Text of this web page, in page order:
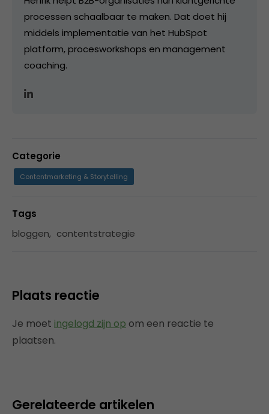
processen schaalbaar te maken. Dat doet hij
middels implementatie van het HubSpot
platform, procesworkshops en management
coaching.
Categorie
Contentmarketing & Storytelling
Tags
bloggen, contentstrategie
Plaats reactie
Je moet ingelogd zijn op om een reactie te
plaatsen.
Gerelateerde artikelen